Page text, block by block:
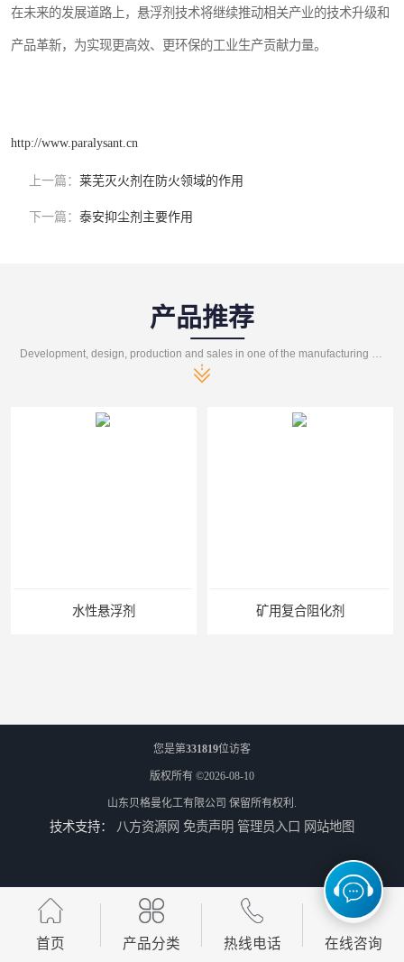
在未来的发展道路上，悬浮剂技术将继续推动相关产业的技术升级和
产品革新，为实现更高效、更环保的工业生产贡献力量。
http://www.paralysant.cn
上一篇： 莱芜灭火剂在防火领域的作用
下一篇： 泰安抑尘剂主要作用
产品推荐
Development, design, production and sales in one of the manufacturing enterprises
水性悬浮剂 矿用复合阻化剂
您是第331819位访客
版权所有 ©2026-08-10
山东贝格曼化工有限公司 保留所有权利.
技术支持： 八方资源网 免责声明 管理员入口 网站地图
首页 产品分类 热线电话 在线咨询